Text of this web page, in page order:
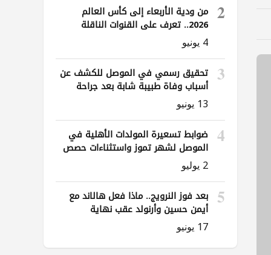
2 من ودية الأربعاء إلى كأس العالم
2026.. تعرف على القنوات الناقلة
لمباريات العراق
4 يونيو
3 تحقيق رسمي في الموصل للكشف عن
أسباب وفاة طبيبة شابة بعد جراحة
ناظورية
13 يونيو
4 ضوابط تسعيرة المولدات الأهلية في
الموصل لشهر تموز واستثناءات حصص
الوقود
2 يوليو
5 بعد فوز النرويج.. ماذا فعل هالاند مع
أيمن حسين وأرنولد عقب نهاية
المباراة؟
17 يونيو